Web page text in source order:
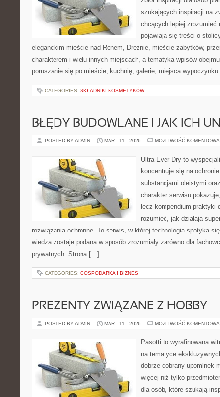
szukających inspiracji na
chcących lepiej zrozumieć
pojawiają się treści o
eleganckim mieście nad Renem, Dreźnie, mieście zabytków,
charakterem i wielu innych miejscach, a tematyka wpisów
poruszanie się po mieście, kuchnię, galerie, miejsca
CATEGORIES: SKŁADNIKI KOSMETYKÓW
BŁĘDY BUDOWLANE I JAK ICH
POSTED BY ADMIN MAR - 11 - 2026 MOŻLIWOŚĆ
Ultra-Ever Dry to
koncentruje się na
substancjami oleistymi
charakter serwisu
lecz kompendium praktyki
rozumieć, jak działają
rozwiązania ochronne. To serwis, w której technologia spotyka
wiedza zostaje podana w sposób zrozumiały zarówno dla
prywatnych. Strona […]
CATEGORIES: GOSPODARKA I BIZNES
PREZENTY ZWIĄZANE Z HOBBY
POSTED BY ADMIN MAR - 11 - 2026 MOŻLIWOŚĆ
Pasotti to wyrafinowana
na tematyce
dobrze dobrany upominek
więcej niż tylko
dla osób, które szukają